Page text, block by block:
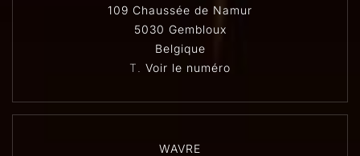
109 Chaussée de Namur
5030 Gembloux
Belgique
T. Voir le numéro
WAVRE